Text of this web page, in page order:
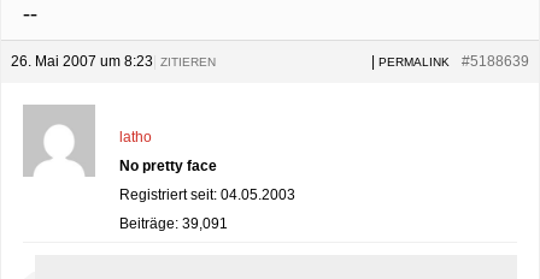
--
26. Mai 2007 um 8:23 #5188639
PERMALINK
ZITIEREN
latho
No pretty face
Registriert seit: 04.05.2003
Beiträge: 39,091